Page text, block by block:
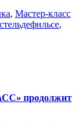
, Мастер-класс
,
продолжит